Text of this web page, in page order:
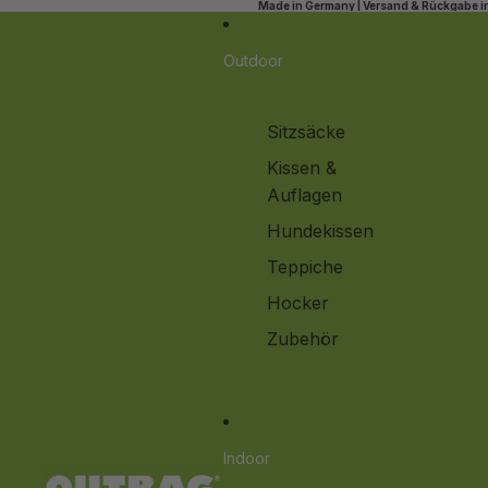
Made in Germany | Versand & Rückgabe
Outdoor
Sitzsäcke
Kissen &
Auflagen
Hundekissen
Teppiche
Hocker
Zubehör
Indoor